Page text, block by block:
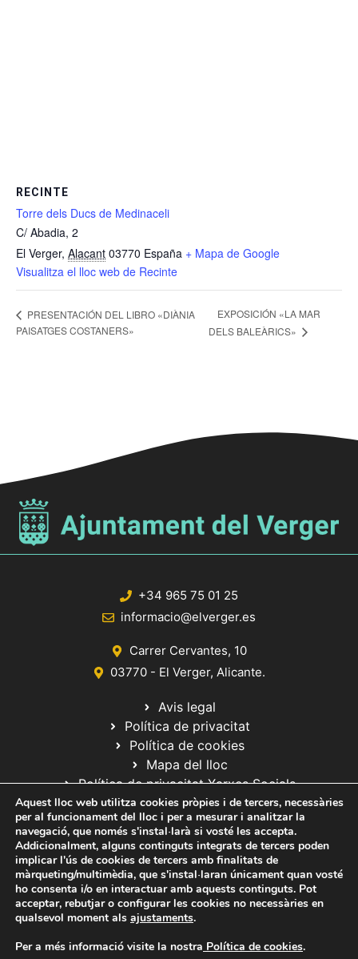
RECINTE
Torre dels Ducs de Medinaceli
C/ Abadia, 2
El Verger, Alacant 03770 España + Mapa de Google
Visualitza el lloc web de Recinte
PRESENTACIÓN DEL LIBRO «DIÀNIA
PAISATGES COSTANERS»
EXPOSICIÓN «LA MAR
DELS BALEÀRICS»
+34 965 75 01 25
informacio@elverger.es
Carrer Cervantes, 10
03770 - El Verger, Alicante.
Avis legal
Política de privacitat
Política de cookies
Mapa del lloc
Política de privacitat Xarxes Socials
© 2020 Web desarrollada por el Servicio de Informática de Diputación
de Alicante
Aquest lloc web utilitza cookies pròpies i de tercers, necessàries
per al funcionament del lloc i per a mesurar i analitzar la
navegació, que només s'instal·larà si vosté les accepta.
Addicionalment, alguns continguts integrats de tercers poden
implicar l'ús de cookies de tercers amb finalitats de
màrqueting/multimèdia, que s'instal·laran únicament quan vosté
ho consenta i/o en interactuar amb aquests continguts. Pot
acceptar, rebutjar o configurar les cookies no necessàries en
qualsevol moment als ajustaments.
Per a més informació visite la nostra Política de cookies.